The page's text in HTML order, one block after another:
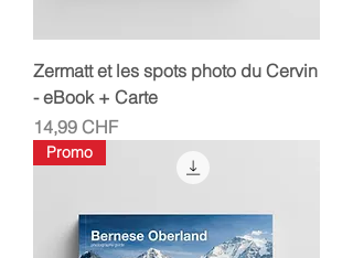
Zermatt et les spots photo du Cervin
- eBook + Carte
Prix
14,99 CHF
Promo